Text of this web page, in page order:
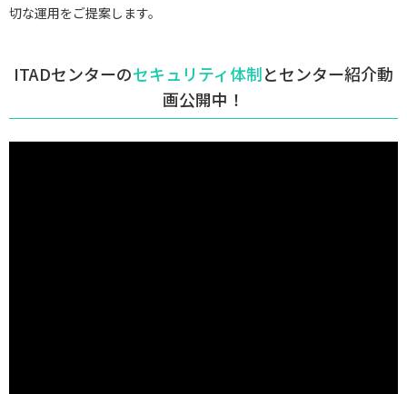
切な運用をご提案します。
ITADセンターのセキュリティ体制とセンター紹介動
画公開中！